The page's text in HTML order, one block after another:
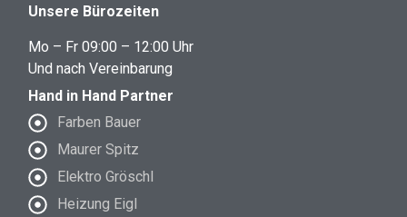
Unsere Bürozeiten
Mo – Fr 09:00 – 12:00 Uhr
Und nach Vereinbarung
Hand in Hand Partner
Farben Bauer
Maurer Spitz
Elektro Gröschl
Heizung Eigl